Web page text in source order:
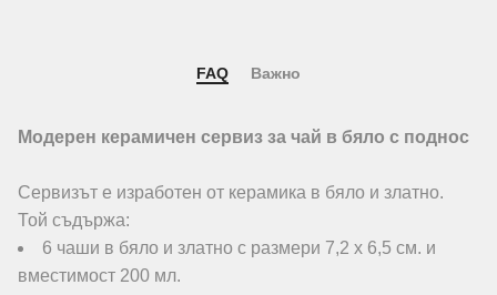
FAQ Важно
Модерен керамичен сервиз за чай в бяло с поднос
Сервизът е изработен от керамика в бяло и златно.
Той съдържа:
6 чаши в бяло и златно с размери 7,2 х 6,5 см. и
вместимост 200 мл.